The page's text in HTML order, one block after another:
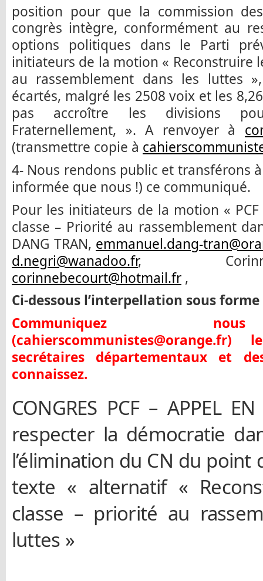
position pour que la commission
congrès intègre, conformément au
options politiques dans le Parti
initiateurs de la motion « Reconstruire
au rassemblement dans les luttes
écartés, malgré les 2508 voix et les
pas accroître les divisions
Fraternellement, ». A renvoyer à
(transmettre copie à
4- Nous rendons public et transférons
informée que nous !) ce communiqué.
Pour les initiateurs de la motion «
classe – Priorité au rassemblement
DANG TRAN, emmanuel.dang-
d.negri@wanadoo.fr,
corinnebecourt@hotmail.fr ,
Ci-dessous l’interpellation sous
Communiquez
secrétaires départementaux et
connaissez.
CONGRES PCF – APPEL
respecter la démocratie
l’élimination du CN du
texte « alternatif «
classe – priorité au
luttes »